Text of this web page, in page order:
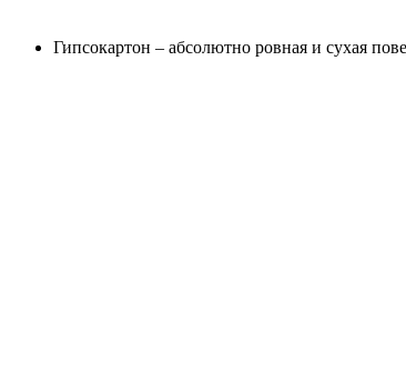
Гипсокартон – абсолютно ровная и сухая